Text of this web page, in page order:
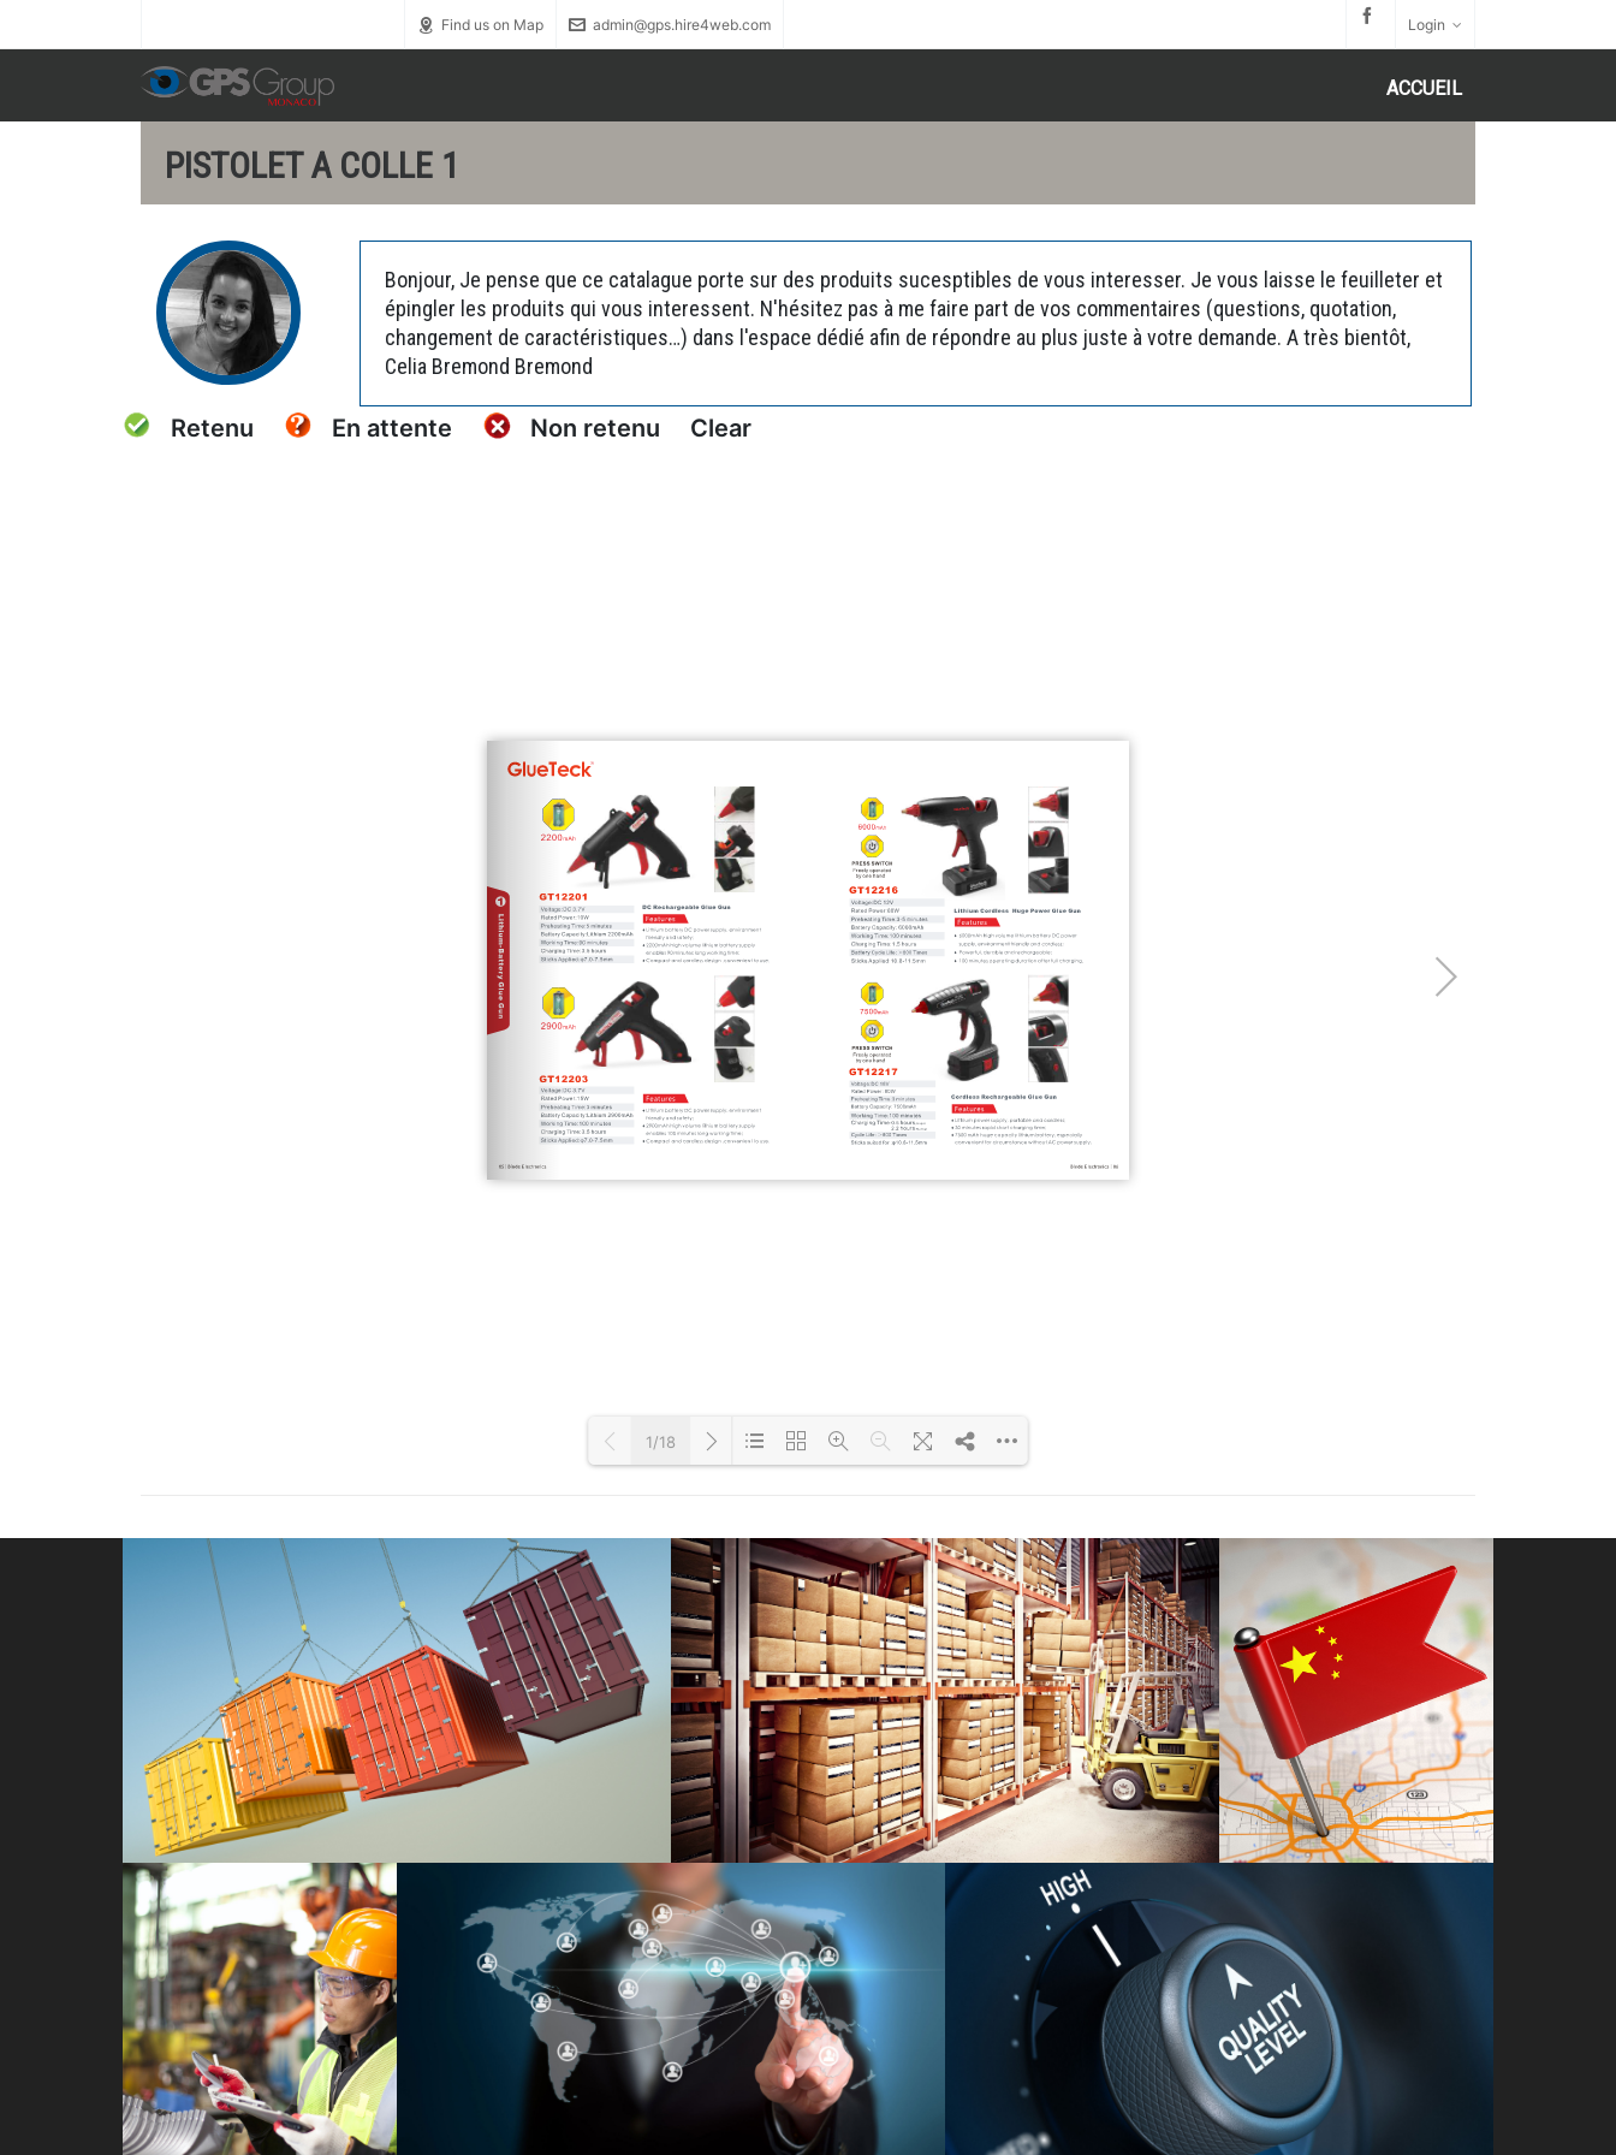
Find us on Map admin@gps.hire4web.com Login
ACCUEIL
PISTOLET A COLLE 1
Retenu En attente Non retenu Clear
Bonjour, Je pense que ce catalague porte sur des produits sucesptibles de vous interesser. Je vous laisse le feuilleter et
épingler les produits qui vous interessent. N'hésitez pas à me faire part de vos commentaires (questions, quotation,
changement de caractéristiques…) dans l'espace dédié afin de répondre au plus juste à votre demande. A très bientôt,
Celia Bremond Bremond
1/18